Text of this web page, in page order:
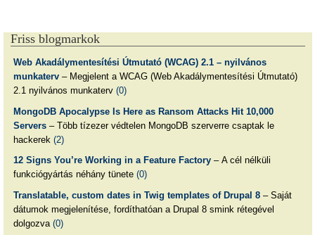
Friss blogmarkok
Web Akadálymentesítési Útmutató (WCAG) 2.1 – nyilvános
munkaterv– Megjelent a WCAG (Web Akadálymentesítési Útmutató)
2.1 nyilvános munkaterv (0)
MongoDB Apocalypse Is Here as Ransom Attacks Hit 10,000
Servers– Több tízezer védtelen MongoDB szerverre csaptak le
hackerek (2)
12 Signs You’re Working in a Feature Factory– A cél nélküli
funkciógyártás néhány tünete (0)
Translatable, custom dates in Twig templates of Drupal 8– Saját
dátumok megjelenítése, fordíthatóan a Drupal 8 smink rétegével
dolgozva (0)